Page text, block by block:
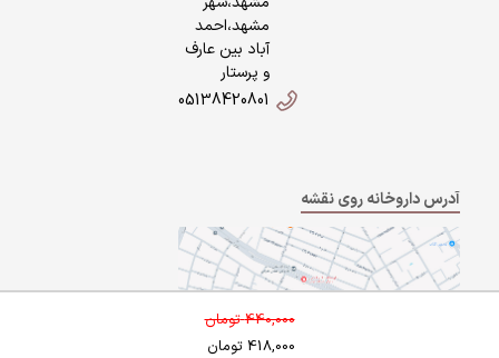
440,000 تومان
418,000 تومان
مشهد،احمد
آباد بین عارف
و پرستار
05138420801
آدرس داروخانه روی نقشه